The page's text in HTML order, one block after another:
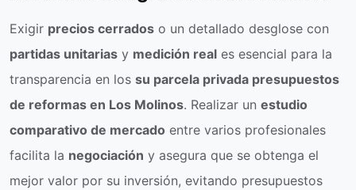
Exigir precios cerrados o un detallado desglose con
partidas unitarias y medición real es esencial para la
transparencia en los su parcela privada presupuestos
de reformas en Los Molinos. Realizar un estudio
comparativo de mercado entre varios profesionales
facilita la negociación y asegura que se obtenga el
mejor valor por su inversión, evitando presupuestos